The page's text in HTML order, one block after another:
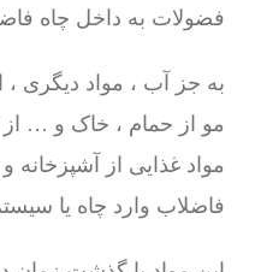
فضولات به داخل چاه
به جز آب ، مواد دیگری ،
مو از حمام ، خاک و …
مواد غذایی از
فاضلاب وارد چاه یا